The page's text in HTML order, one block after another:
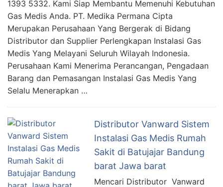
1393 5332. Kami Siap Membantu Memenuhi Kebutuhan
Gas Medis Anda. PT. Medika Permana Cipta
Merupakan Perusahaan Yang Bergerak di Bidang
Distributor dan Supplier Perlengkapan Instalasi Gas
Medis Yang Melayani Seluruh Wilayah Indonesia.
Perusahaan Kami Menerima Perancangan, Pengadaan
Barang dan Pemasangan Instalasi Gas Medis Yang
Selalu Menerapkan …
Distributor Vanward Sistem
Instalasi Gas Medis Rumah
Sakit di Batujajar Bandung
barat Jawa barat
Mencari Distributor Vanward